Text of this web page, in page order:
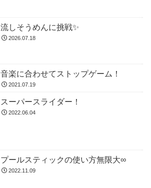
流しそうめんに挑戦✨
2026.07.18
音楽に合わせてストップゲーム！
2021.07.19
スーパースライダー！
2022.06.04
プールスティックの使い方無限大∞
2022.11.09